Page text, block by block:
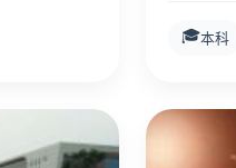
🎓本科